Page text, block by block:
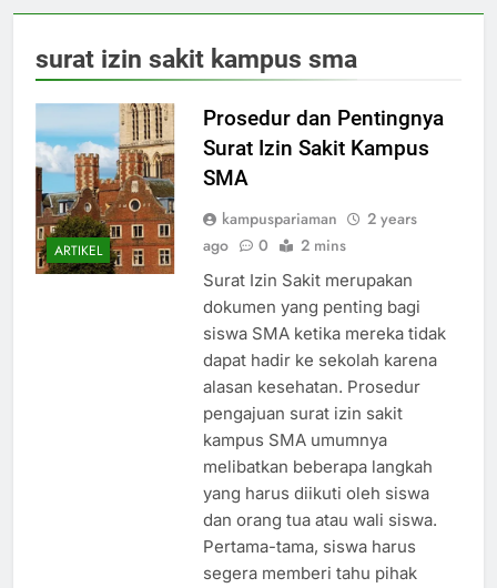
surat izin sakit kampus sma
ARTIKEL
Prosedur dan Pentingnya
Surat Izin Sakit Kampus
SMA
kampuspariaman
2 years
ago
0 2 mins
Surat Izin Sakit merupakan
dokumen yang penting bagi
siswa SMA ketika mereka tidak
dapat hadir ke sekolah karena
alasan kesehatan. Prosedur
pengajuan surat izin sakit
kampus SMA umumnya
melibatkan beberapa langkah
yang harus diikuti oleh siswa
dan orang tua atau wali siswa.
Pertama-tama, siswa harus
segera memberi tahu pihak